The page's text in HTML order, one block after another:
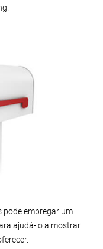
pode empregar um
ajudá-lo a mostrar